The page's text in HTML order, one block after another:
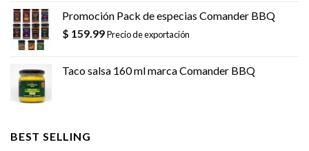
Promoción Pack de especias Comander BBQ
$ 159.99Precio de exportación
Taco salsa 160 ml marca Comander BBQ
BEST SELLING